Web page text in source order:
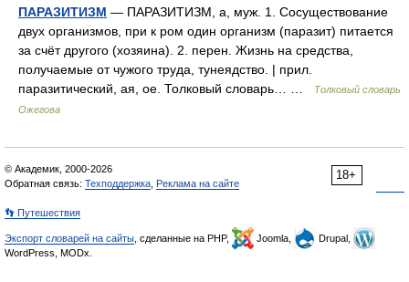
ПАРАЗИТИЗМ — ПАРАЗИТИЗМ, а, муж. 1. Сосуществование
двух организмов, при к ром один организм (паразит) питается
за счёт другого (хозяина). 2. перен. Жизнь на средства,
получаемые от чужого труда, тунеядство. | прил.
паразитический, ая, ое. Толковый словарь… …
Толковый словарь
Ожегова
18+
© Академик, 2000-2026
Обратная связь: Техподдержка Реклама на сайте
👣 Путешествия
Экспорт словарей на сайты , сделанные на PHP, Joomla,
Drupal,
WordPress, MODx.